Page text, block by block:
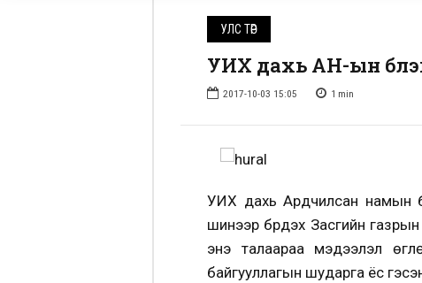
УЛС ТӨР
УИХ дахь АН-ын
2017-10-03 15:05 1 min
УИХ дахь Ардчилсан намын
шинээр бүрдэх Засгийн
энэ талаараа мэдээлэл
байгууллагын шударга ёс